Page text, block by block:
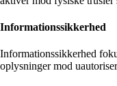
Informationssikkerhed
Informationssikkerhed
oplysninger mod